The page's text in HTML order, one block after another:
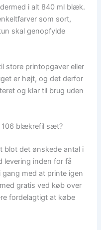
i alt 840 ml blæk.
som sort,
skal genopfylde
store printopgaver eller
er højt, og det derfor
og klar til brug uden
106 blækrefil sæt?
blot det ønskede antal i
levering inden for få
med at printe igen
gratis ved køb over
fordelagtigt at købe